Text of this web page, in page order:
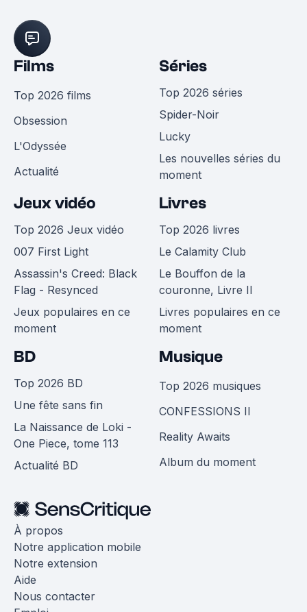
Films
Top 2026 films
Obsession
L'Odyssée
Actualité
Séries
Top 2026 séries
Spider-Noir
Lucky
Les nouvelles séries du
moment
Jeux vidéo
Top 2026 Jeux vidéo
007 First Light
Assassin's Creed: Black
Flag - Resynced
Jeux populaires en ce
moment
Livres
Top 2026 livres
Le Calamity Club
Le Bouffon de la
couronne, Livre II
Livres populaires en ce
moment
BD
Top 2026 BD
Une fête sans fin
La Naissance de Loki -
One Piece, tome 113
Actualité BD
Musique
Top 2026 musiques
CONFESSIONS II
Reality Awaits
Album du moment
À propos
Notre application mobile
Notre extension
Aide
Nous contacter